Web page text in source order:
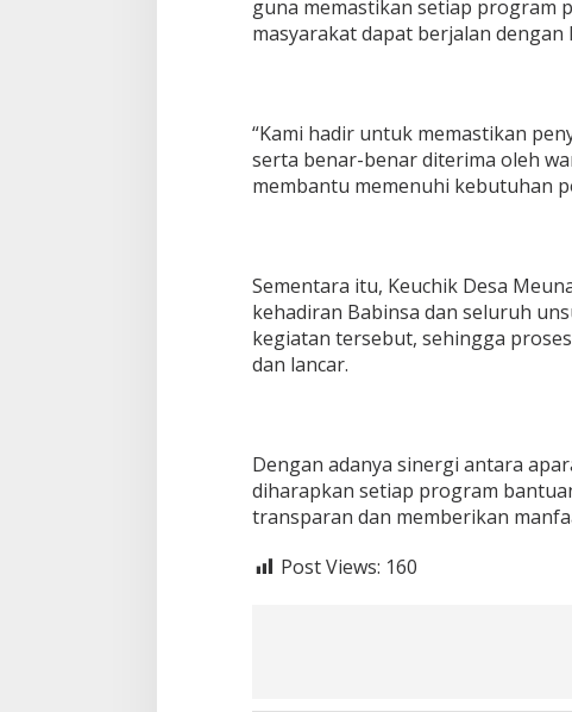
n
guna memastikan setiap program
masyarakat dapat berjalan dengan
“Kami hadir untuk memastikan
serta benar-benar diterima oleh
membantu memenuhi kebutuhan
Sementara itu, Keuchik Desa
kehadiran Babinsa dan seluruh
kegiatan tersebut, sehingga
dan lancar.
Dengan adanya sinergi antara
diharapkan setiap program
transparan dan memberikan
Post Views: 160